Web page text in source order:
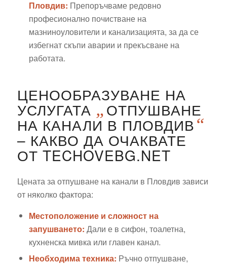
Пловдив: Препоръчваме редовно
професионално почистване на
мазниноуловители и канализацията, за да се
избегнат скъпи аварии и прекъсване на
работата.
ЦЕНООБРАЗУВАНЕ НА
УСЛУГАТА „ОТПУШВАНЕ
НА КАНАЛИ В ПЛОВДИВ“
– КАКВО ДА ОЧАКВАТЕ
ОТ TECHOVEBG.NET
Цената за отпушване на канали в Пловдив зависи
от няколко фактора:
Местоположение и сложност на
запушването: Дали е в сифон, тоалетна,
кухненска мивка или главен канал.
Необходима техника: Ръчно отпушване,